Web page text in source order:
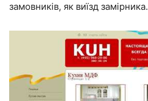
замовників, як виїзд замірника.